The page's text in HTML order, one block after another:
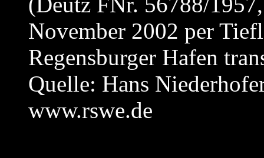
November 2002 per
Regensburger Hafen
Quelle: Hans
www.rswe.de